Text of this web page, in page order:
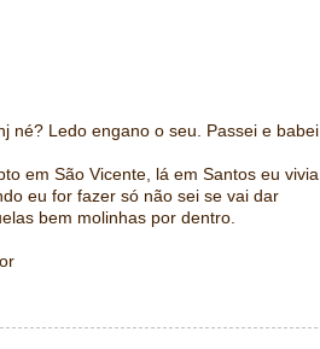
né? Ledo engano o seu. Passei e babei
em São Vicente, lá em Santos eu vivia
eu for fazer só não sei se vai dar
bem molinhas por dentro.